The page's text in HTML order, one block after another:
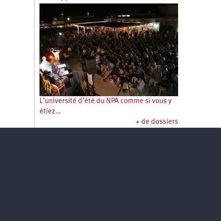
L’université d’été du NPA comme si vous y
étiez…
+ de dossiers